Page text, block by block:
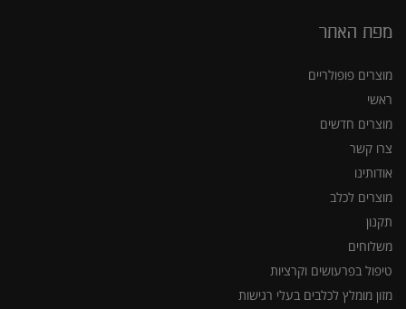
מפת האתר
מוצרים פופולריים
ראשי
מוצרים חדשים
צרו קשר
אודותינו
מוצרים לכלב
תקנון
משלוחים
טיפול בפרעושים וקרציות
מזון מומלץ לכלבים בעלי רגישות